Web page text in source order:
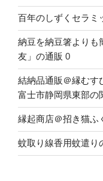
百年のしずくセラミ
納豆を納豆箸よりも
友」の通販 0
結納品通販＠縁むす
富士市静岡県東部の
縁起商店＠招き猫ふ
蚊取り線香用蚊遣り